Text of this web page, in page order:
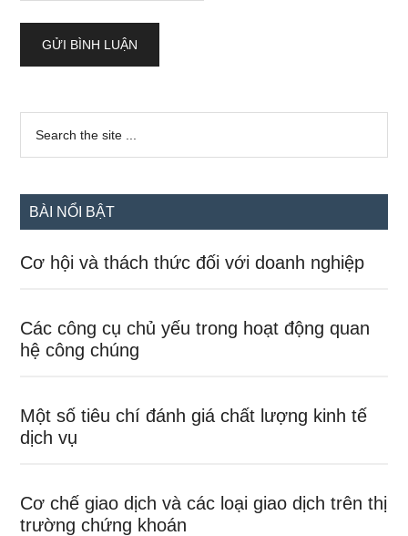
Sidebar
chính
...
BÀI NỔI BẬT
Cơ hội và thách thức đối với doanh nghiệp
Các công cụ chủ yếu trong hoạt động quan
hệ công chúng
Một số tiêu chí đánh giá chất lượng kinh tế
dịch vụ
Cơ chế giao dịch và các loại giao dịch trên thị
trường chứng khoán